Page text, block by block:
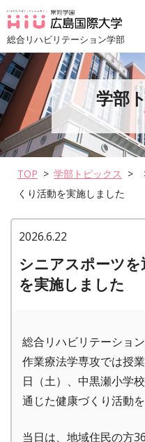
総合リハビリテーション学部
学部
TOP 学部トピックス
くり活動を実施しました
2026.6.22
シニアスポーツ
を実施しました
総合リハビリテーショ
作業療法学専攻では授
日（土）、中黒瀬小学
通じた健康づくり活動を
当日は、地域住民の方